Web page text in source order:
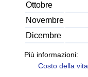
Ottobre
Novembre
Dicembre
Più informazioni:
Costo della vita